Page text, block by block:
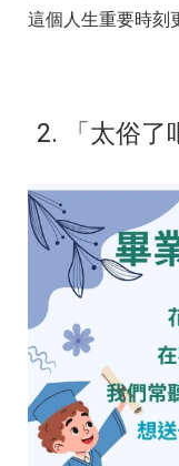
這個人生重要時刻
2. 「太俗